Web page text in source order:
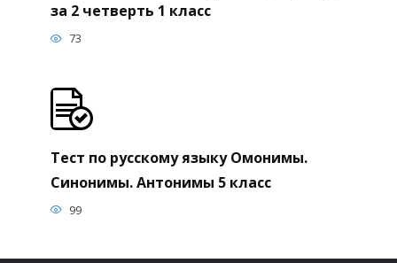
за 2 четверть 1 класс
73
Тест по русскому языку Омонимы.
Синонимы. Антонимы 5 класс
99